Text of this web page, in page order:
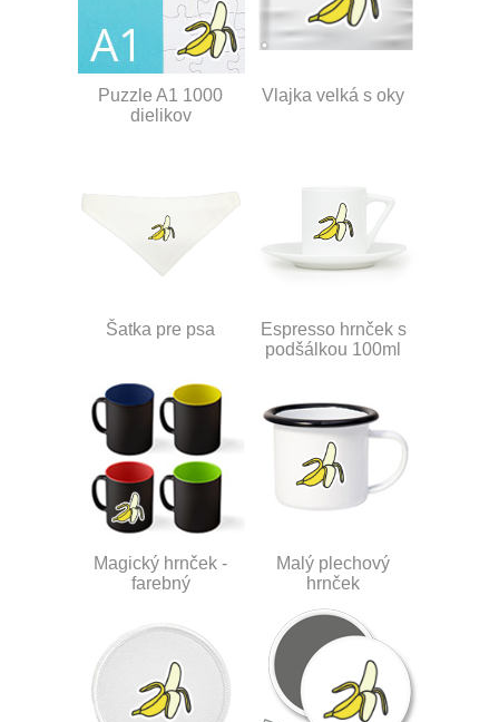
Puzzle A1 1000
dielikov
Vlajka velká s oky
Šatka pre psa
Espresso hrnček s
podšálkou 100ml
Magický hrnček -
farebný
Malý plechový
hrnček